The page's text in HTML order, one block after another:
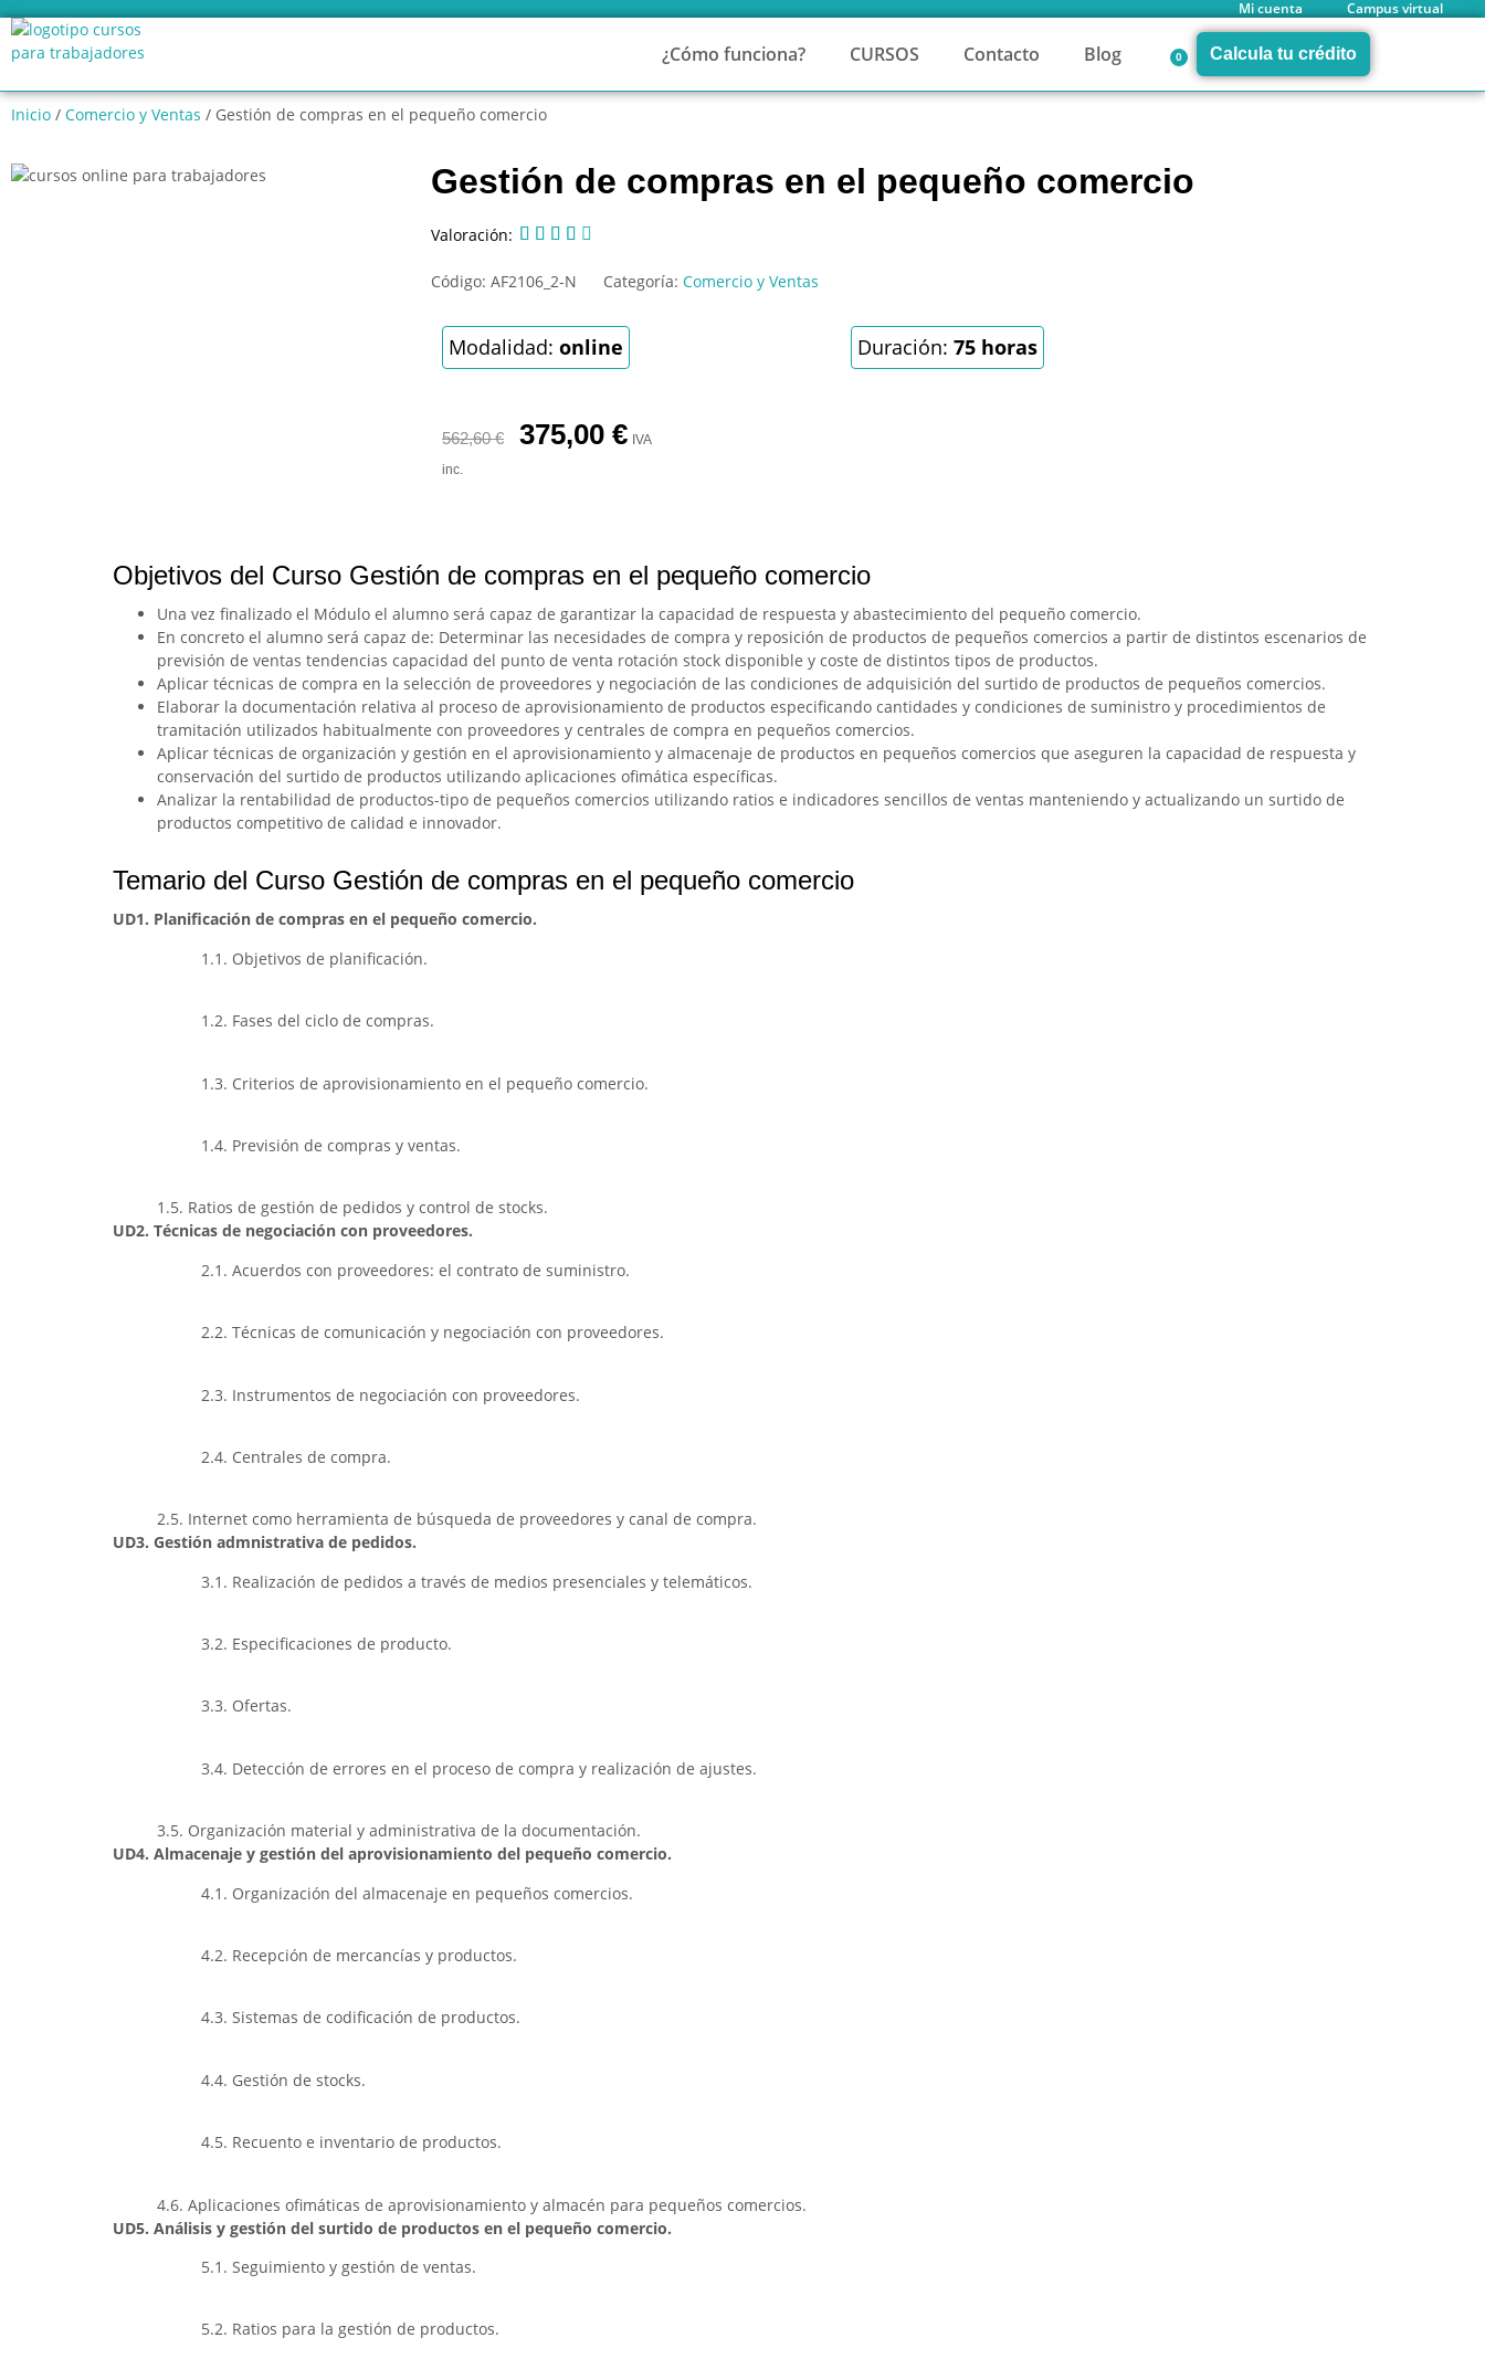
Mi cuenta Campus virtual
¿Cómo funciona? CURSOS Contacto Blog 0 Calcula tu crédito
Inicio / Comercio y Ventas / Gestión de compras en el pequeño comercio
Gestión de compras en el pequeño comercio
Valoración:     
Código: AF2106_2-N Categoría: Comercio y Ventas
Modalidad: online Duración: 75 horas
562,60€ 375,00 € IVA
inc.
Objetivos del Curso Gestión de compras en el pequeño comercio
Una vez finalizado el Módulo el alumno será capaz de garantizar la capacidad de respuesta y abastecimiento del pequeño comercio.
En concreto el alumno será capaz de: Determinar las necesidades de compra y reposición de productos de pequeños comercios a partir de distintos escenarios de
previsión de ventas tendencias capacidad del punto de venta rotación stock disponible y coste de distintos tipos de productos.
Aplicar técnicas de compra en la selección de proveedores y negociación de las condiciones de adquisición del surtido de productos de pequeños comercios.
Elaborar la documentación relativa al proceso de aprovisionamiento de productos especificando cantidades y condiciones de suministro y procedimientos de
tramitación utilizados habitualmente con proveedores y centrales de compra en pequeños comercios.
Aplicar técnicas de organización y gestión en el aprovisionamiento y almacenaje de productos en pequeños comercios que aseguren la capacidad de respuesta y
conservación del surtido de productos utilizando aplicaciones ofimática específicas.
Analizar la rentabilidad de productos-tipo de pequeños comercios utilizando ratios e indicadores sencillos de ventas manteniendo y actualizando un surtido de
productos competitivo de calidad e innovador.
Temario del Curso Gestión de compras en el pequeño comercio
UD1. Planificación de compras en el pequeño comercio.
1.1. Objetivos de planificación.
1.2. Fases del ciclo de compras.
1.3. Criterios de aprovisionamiento en el pequeño comercio.
1.4. Previsión de compras y ventas.
1.5. Ratios de gestión de pedidos y control de stocks.
UD2. Técnicas de negociación con proveedores.
2.1. Acuerdos con proveedores: el contrato de suministro.
2.2. Técnicas de comunicación y negociación con proveedores.
2.3. Instrumentos de negociación con proveedores.
2.4. Centrales de compra.
2.5. Internet como herramienta de búsqueda de proveedores y canal de compra.
UD3. Gestión admnistrativa de pedidos.
3.1. Realización de pedidos a través de medios presenciales y telemáticos.
3.2. Especificaciones de producto.
3.3. Ofertas.
3.4. Detección de errores en el proceso de compra y realización de ajustes.
3.5. Organización material y administrativa de la documentación.
UD4. Almacenaje y gestión del aprovisionamiento del pequeño comercio.
4.1. Organización del almacenaje en pequeños comercios.
4.2. Recepción de mercancías y productos.
4.3. Sistemas de codificación de productos.
4.4. Gestión de stocks.
4.5. Recuento e inventario de productos.
4.6. Aplicaciones ofimáticas de aprovisionamiento y almacén para pequeños comercios.
UD5. Análisis y gestión del surtido de productos en el pequeño comercio.
5.1. Seguimiento y gestión de ventas.
5.2. Ratios para la gestión de productos.